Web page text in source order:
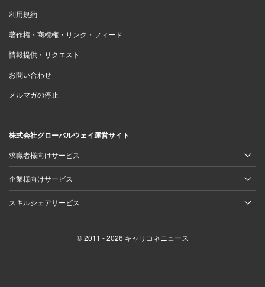
利用規約
著作権・商標権・リンク・フィード
情報提供・リクエスト
お問い合わせ
メルマガの停止
株式会社グローバルウェイ運営サイト
求職者様向けサービス
企業様向けサービス
スキルシェアサービス
© 2011 - 2026 キャリコネニュース